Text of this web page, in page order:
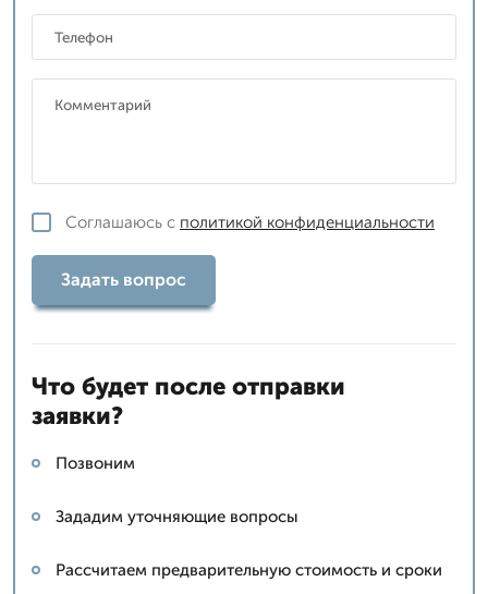
Соглашаюсь с политикой конфиденциальности
Задать вопрос
Что будет после отправки
заявки?
Позвоним
Зададим уточняющие вопросы
Рассчитаем предварительную стоимость и сроки